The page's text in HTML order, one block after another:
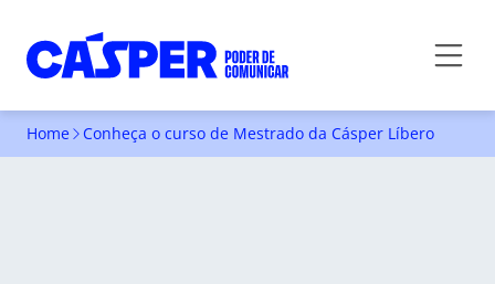
Home Conheça o curso de Mestrado da Cásper Líbero